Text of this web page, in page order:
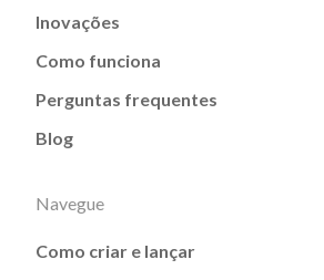
Inovações
Como funciona
Perguntas frequentes
Blog
Navegue
Como criar e lançar